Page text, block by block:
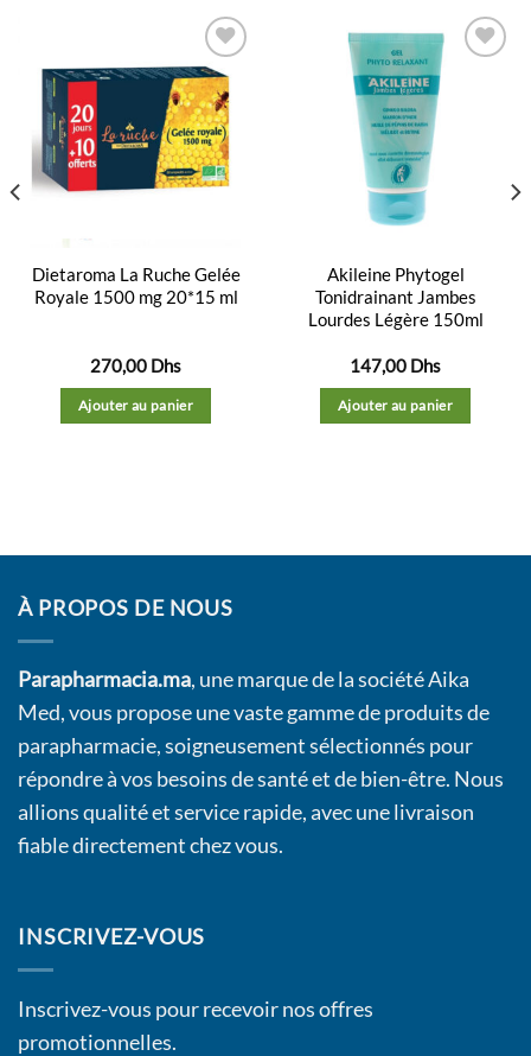
Ajouter
à la
liste
d’envies
Dietaroma La Ruche Gelée
Royale 1500 mg 20*15 ml
270,00 Dhs
Ajouter au panier
Akileine Phytogel
Tonidrainant Jambes
Lourdes Légère 150ml
147,00 Dhs
Ajouter au panier
À PROPOS DE NOUS
Parapharmacia.ma, une marque de la société Aika
Med, vous propose une vaste gamme de produits de
parapharmacie, soigneusement sélectionnés pour
répondre à vos besoins de santé et de bien-être. Nous
allions qualité et service rapide, avec une livraison
fiable directement chez vous.
INSCRIVEZ-VOUS
Inscrivez-vous pour recevoir nos offres
promotionnelles.